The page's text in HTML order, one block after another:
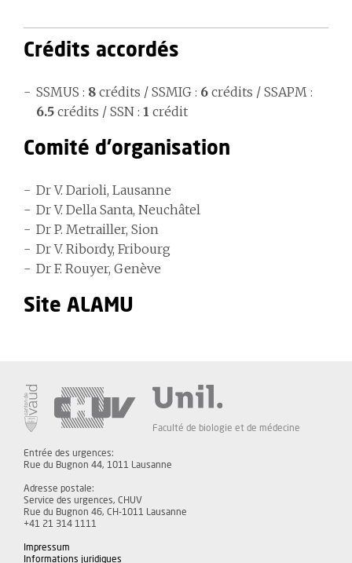
Crédits accordés
SSMUS : 8 crédits / SSMIG : 6 crédits / SSAPM :
6.5 crédits / SSN : 1 crédit
Comité d'organisation
Dr V. Darioli, Lausanne
Dr V. Della Santa, Neuchâtel
Dr P. Metrailler, Sion
Dr V. Ribordy, Fribourg
Dr F. Rouyer, Genève
Site ALAMU
Faculté de biologie et de médecine
Entrée des urgences:
Rue du Bugnon 44, 1011 Lausanne
Adresse postale:
Service des urgences, CHUV
Rue du Bugnon 46, CH-1011 Lausanne
+41 21 314 1111
Impressum
Informations juridiques